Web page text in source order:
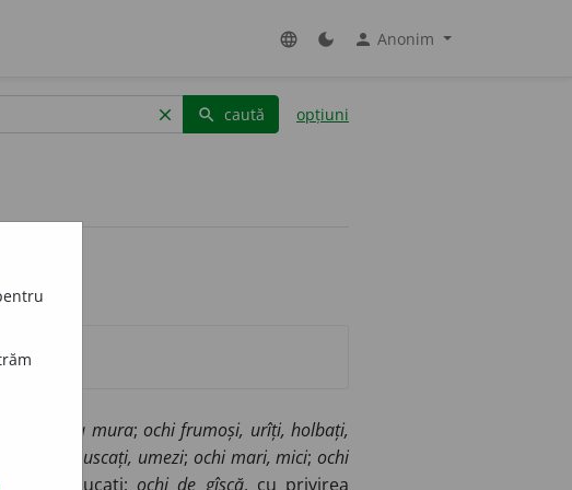
language dark_mode person Anonim
clear search caută opțiuni
căprii, ca mura;ochi frumoși, urîți, holbați,
lacrimi, uscați, umezi; ochi mari, mici; ochi
bulbucați; ochi de gîscă, cu privirea